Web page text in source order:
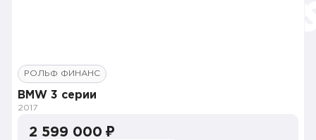
РОЛЬФ ФИНАНС
BMW 3 серии
2017
2 599 000 ₽